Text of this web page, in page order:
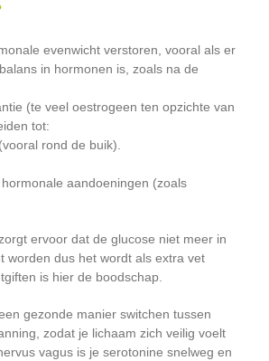
evenwicht verstoren, vooral als er
in hormonen is, zoals na de
(te veel oestrogeen ten opzichte van
tot:
rond de buik).
aandoeningen (zoals
ervoor dat de glucose niet meer in
worden dus het wordt als extra vet
is hier de boodschap.
gezonde manier switchen tussen
zodat je lichaam zich veilig voelt
vagus is je serotonine snelweg en